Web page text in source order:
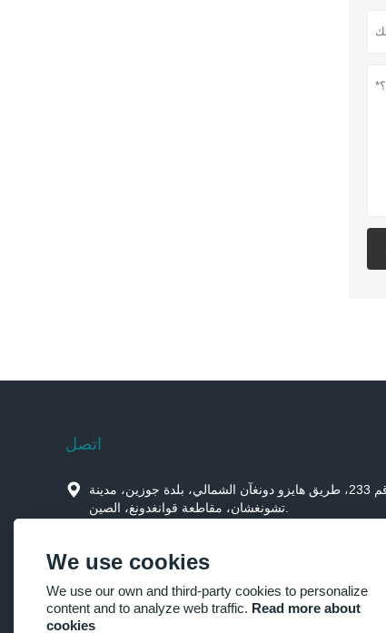
اتصل

رقم 233، طريق هايزو دونغآن الشمالي، بلدة جوزين، مدينة
 +86-760-85190506
We use cookies
We use our own and third-party cookies to personalize
content and to analyze web traffic. Read more about
cookies